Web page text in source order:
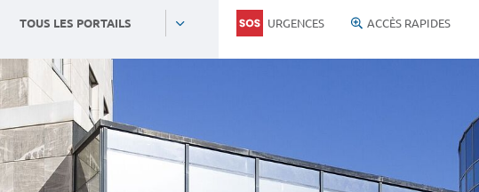
TOUS LES PORTAILS URGENCES ACCÈS RAPIDES